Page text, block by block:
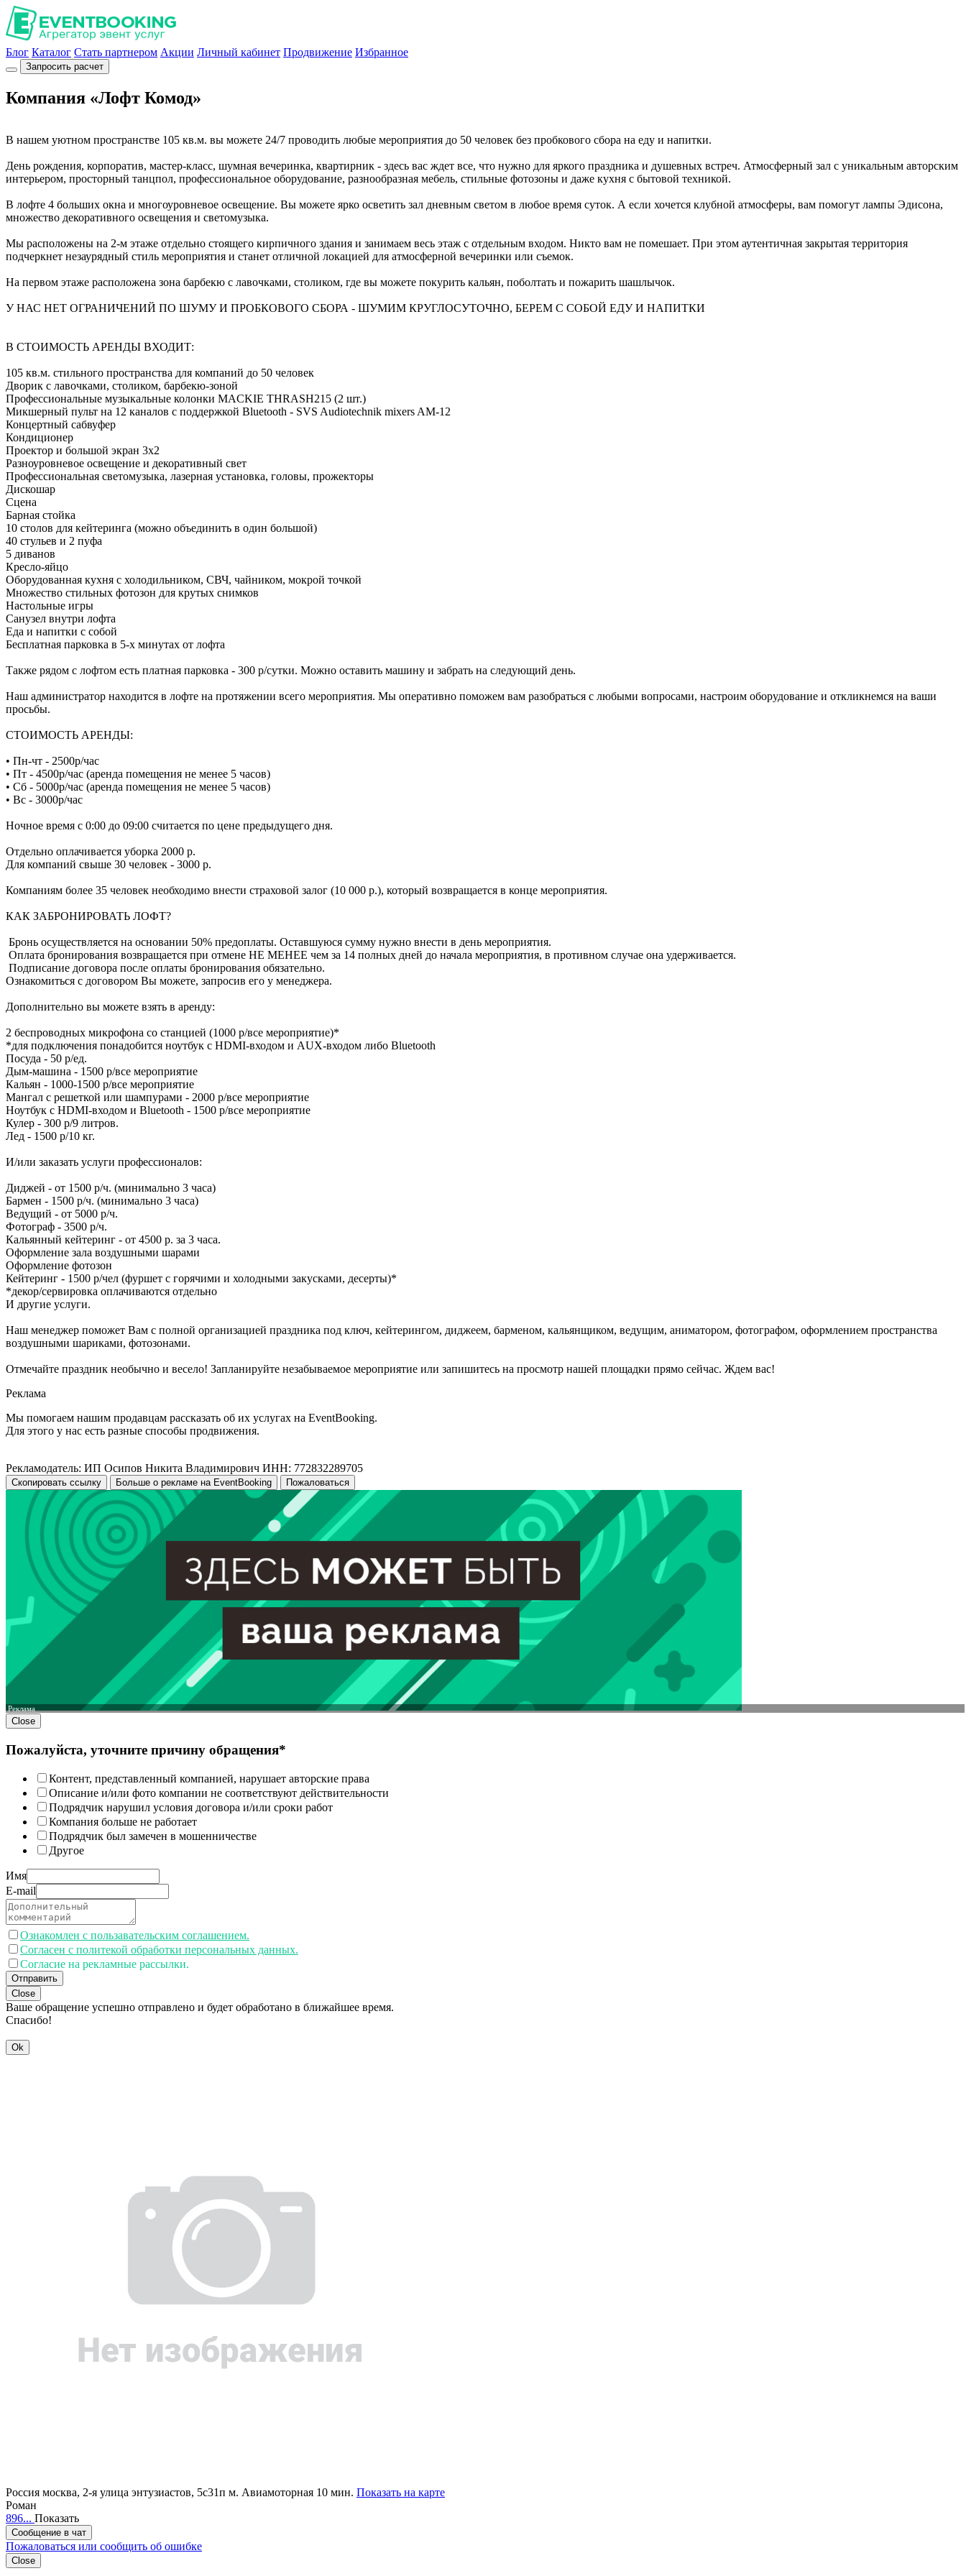
Блог Каталог Стать партнером Акции Личный кабинет Продвижение Избранное
Запросить расчет
Компания «Лофт Комод»
В нашем уютном пространстве 105 кв.м. вы можете 24/7 проводить любые мероприятия до 50 человек без пробкового сбора на еду и напитки.
День рождения, корпоратив, мастер-класс, шумная вечеринка, квартирник - здесь вас ждет все, что нужно для яркого праздника и душевных встреч. Атмосферный зал с уникальным авторским
интерьером, просторный танцпол, профессиональное оборудование, разнообразная мебель, стильные фотозоны и даже кухня с бытовой техникой.
В лофте 4 больших окна и многоуровневое освещение. Вы можете ярко осветить зал дневным светом в любое время суток. А если хочется клубной атмосферы, вам помогут лампы Эдисона,
множество декоративного освещения и светомузыка.
Мы расположены на 2-м этаже отдельно стоящего кирпичного здания и занимаем весь этаж с отдельным входом. Никто вам не помешает. При этом аутентичная закрытая территория
подчеркнет незаурядный стиль мероприятия и станет отличной локацией для атмосферной вечеринки или съемок.
На первом этаже расположена зона барбекю с лавочками, столиком, где вы можете покурить кальян, поболтать и пожарить шашлычок.
У НАС НЕТ ОГРАНИЧЕНИЙ ПО ШУМУ И ПРОБКОВОГО СБОРА - ШУМИМ КРУГЛОСУТОЧНО, БЕРЕМ С СОБОЙ ЕДУ И НАПИТКИ
️В СТОИМОСТЬ АРЕНДЫ ВХОДИТ:
105 кв.м. стильного пространства для компаний до 50 человек
Дворик с лавочками, столиком, барбекю-зоной
Профессиональные музыкальные колонки MACKIE THRASH215 (2 шт.)
Микшерный пульт на 12 каналов с поддержкой Bluetooth - SVS Audiotechnik mixers AM-12
Концертный сабвуфер
Кондиционер
Проектор и большой экран 3х2
Разноуровневое освещение и декоративный свет
Профессиональная светомузыка, лазерная установка, головы, прожекторы
Дискошар
Сцена
Барная стойка
10 столов для кейтеринга (можно объединить в один большой)
40 стульев и 2 пуфа
5 диванов
Кресло-яйцо
Оборудованная кухня с холодильником, СВЧ, чайником, мокрой точкой
Множество стильных фотозон для крутых снимков
Настольные игры
Санузел внутри лофта
Еда и напитки с собой
Бесплатная парковка в 5-х минутах от лофта
Также рядом с лофтом есть платная парковка - 300 р/сутки. Можно оставить машину и забрать на следующий день.
Наш администратор находится в лофте на протяжении всего мероприятия. Мы оперативно поможем вам разобраться с любыми вопросами, настроим оборудование и откликнемся на ваши
просьбы.
СТОИМОСТЬ АРЕНДЫ:
• Пн-чт - 2500р/час
• Пт - 4500р/час (аренда помещения не менее 5 часов)
• Сб - 5000р/час (аренда помещения не менее 5 часов)
• Вс - 3000р/час
Ночное время с 0:00 до 09:00 считается по цене предыдущего дня.
Отдельно оплачивается уборка 2000 р.
Для компаний свыше 30 человек - 3000 р.
Компаниям более 35 человек необходимо внести страховой залог (10 000 р.), который возвращается в конце мероприятия.
КАК ЗАБРОНИРОВАТЬ ЛОФТ?
️ Бронь осуществляется на основании 50% предоплаты. Оставшуюся сумму нужно внести в день мероприятия.
️ Оплата бронирования возвращается при отмене НЕ МЕНЕЕ чем за 14 полных дней до начала мероприятия, в противном случае она удерживается.
️ Подписание договора после оплаты бронирования обязательно.
Ознакомиться с договором Вы можете, запросив его у менеджера.
Дополнительно вы можете взять в аренду:
2 беспроводных микрофона со станцией (1000 р/все мероприятие)*
*для подключения понадобится ноутбук с HDMI-входом и AUX-входом либо Bluetooth
Посуда - 50 р/ед.
Дым-машина - 1500 р/все мероприятие
Кальян - 1000-1500 р/все мероприятие
Мангал с решеткой или шампурами - 2000 р/все мероприятие
Ноутбук с HDMI-входом и Bluetooth - 1500 р/все мероприятие
Кулер - 300 р/9 литров.
Лед - 1500 р/10 кг.
И/или заказать услуги профессионалов:
Диджей - от 1500 р/ч. (минимально 3 часа)
Бармен - 1500 р/ч. (минимально 3 часа)
Ведущий - от 5000 р/ч.
Фотограф - 3500 р/ч.
Кальянный кейтеринг - от 4500 р. за 3 часа.
Оформление зала воздушными шарами
Оформление фотозон
Кейтеринг - 1500 р/чел (фуршет с горячими и холодными закусками, десерты)*
*декор/сервировка оплачиваются отдельно
И другие услуги.
Наш менеджер поможет Вам с полной организацией праздника под ключ, кейтерингом, диджеем, барменом, кальянщиком, ведущим, аниматором, фотографом, оформлением пространства
воздушными шариками, фотозонами.
Отмечайте праздник необычно и весело! Запланируйте незабываемое мероприятие или запишитесь на просмотр нашей площадки прямо сейчас. Ждем вас️!
Реклама
Мы помогаем нашим продавцам рассказать об их услугах на EventBooking.
Для этого у нас есть разные способы продвижения.
Рекламодатель: ИП Осипов Никита Владимирович ИНН: 772832289705
Скопировать ссылку Больше о рекламе на EventBooking Пожаловаться
Реклама
Close
Пожалуйста, уточните причину обращения*
Контент, представленный компанией, нарушает авторские права
Описание и/или фото компании не соответствуют действительности
Подрядчик нарушил условия договора и/или сроки работ
Компания больше не работает
Подрядчик был замечен в мошенничестве
Другое
Имя
E-mail
Ознакомлен с пользавательским соглашением.
Согласен с политекой обработки персональных данных.
Согласие на рекламные рассылки.
Отправить
Close
Ваше обращение успешно отправлено и будет обработано в ближайшее время.
Спасибо!
Ok
Россия москва, 2-я улица энтузиастов, 5с31п м. Авиамоторная 10 мин. Показать на карте
Роман
896... Показать
Сообщение в чат
Пожаловаться или сообщить об ошибке
Close